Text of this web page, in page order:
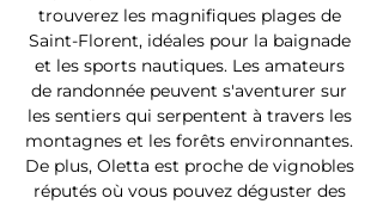
trouverez les magnifiques plages de
Saint-Florent, idéales pour la baignade
et les sports nautiques. Les amateurs
de randonnée peuvent s'aventurer sur
les sentiers qui serpentent à travers les
montagnes et les forêts environnantes.
De plus, Oletta est proche de vignobles
réputés où vous pouvez déguster des